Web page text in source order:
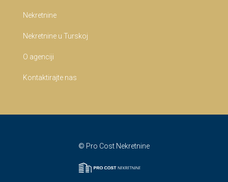
Nekretnine
Nekretnine u Turskoj
O agenciji
Kontaktirajte nas
© Pro Cost Nekretnine